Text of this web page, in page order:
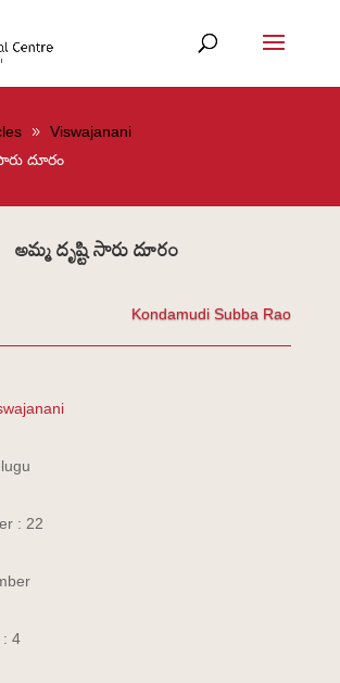
Viswajanani
దూరం
అమ్మ దృష్టి సారు దూరం
Kondamudi Subba Rao
: 22
: 4